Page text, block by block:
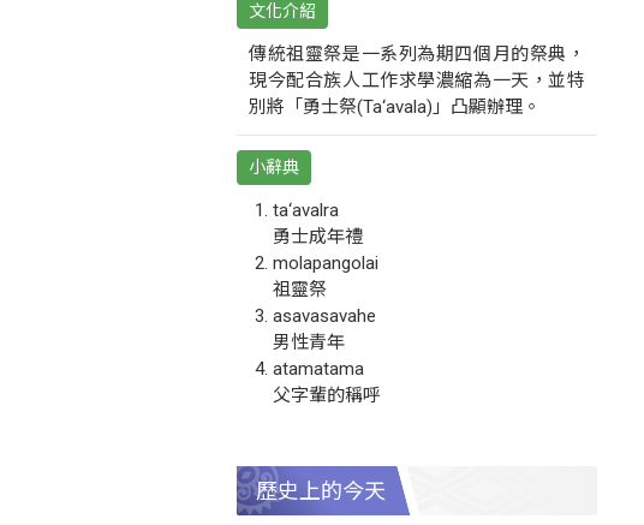
文化介紹
傳統祖靈祭是一系列為期四個月的祭典，
現今配合族人工作求學濃縮為一天，並特
別將「勇士祭(Ta‘avala)」凸顯辦理。
小辭典
ta‘avalra
勇士成年禮
molapangolai
祖靈祭
asavasavahe
男性青年
atamatama
父字輩的稱呼
歷史上的今天